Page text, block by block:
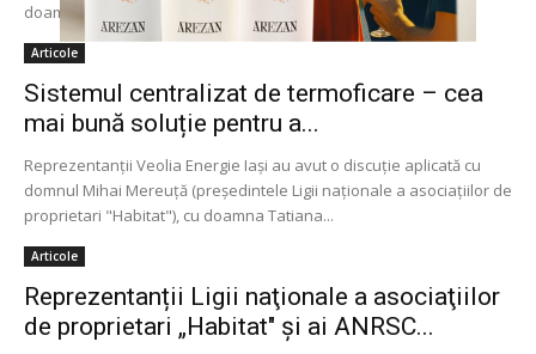
doamna Tatiana Musteață (directorul executiv al Ligii...
Articole
Sistemul centralizat de termoficare – cea
mai bună soluție pentru a...
Reprezentanții Veolia Energie Iași au avut o discuție aplicată cu
domnul Mihai Mereuță (președintele Ligii naționale a asociațiilor de
proprietari "Habitat"), cu doamna Tatiana...
Articole
Reprezentanții Ligii naţionale a asociaţiilor
de proprietari „Habitat" și ai ANRSC...